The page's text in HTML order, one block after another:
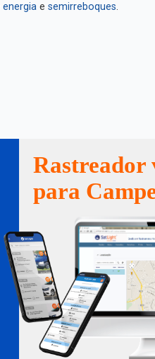
e semirreboques.
Rastreador
para